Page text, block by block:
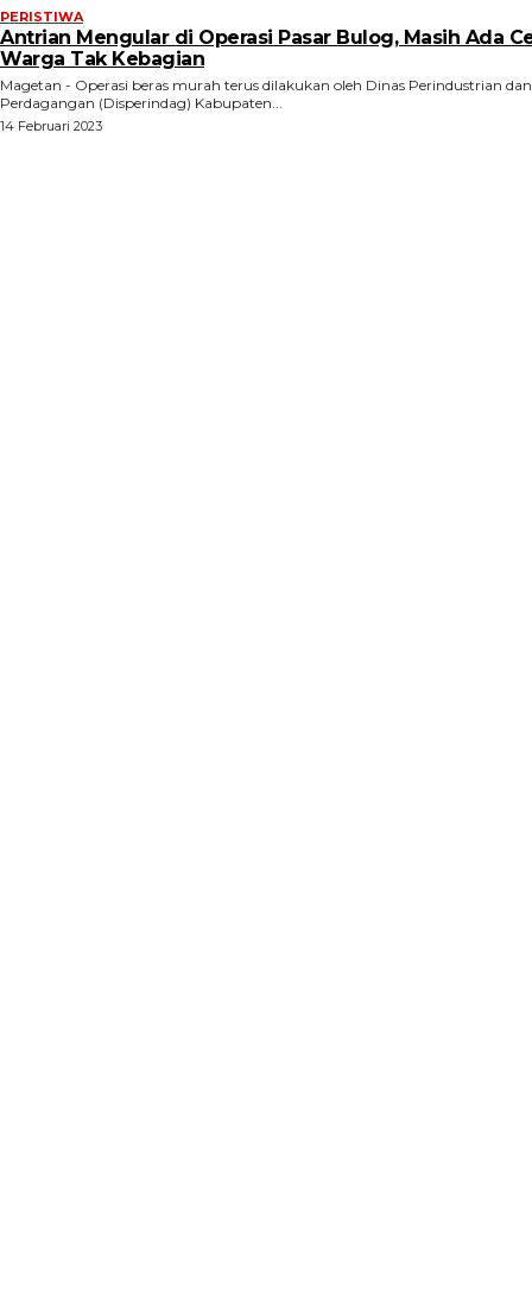
PERISTIWA
Antrian Mengular di Operasi Pasar Bulog, Masih Ada
Warga Tak Kebagian
Magetan - Operasi beras murah terus dilakukan oleh Dinas Perindustrian dan
Perdagangan (Disperindag) Kabupaten...
14 Februari 2023